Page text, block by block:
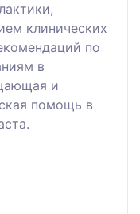
клинических
по
в
и
помощь в